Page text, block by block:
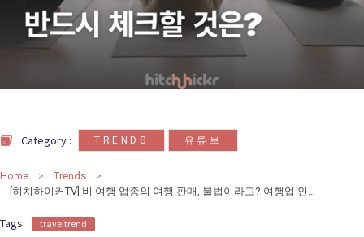
Category : TRENDS 유튜브
Home
Trends
[히치하이커TV] 비 여행 업종의 여행 판매, 불법이라고? 여행업 인허가 여부 조회하는 법
Tags: traveltrend